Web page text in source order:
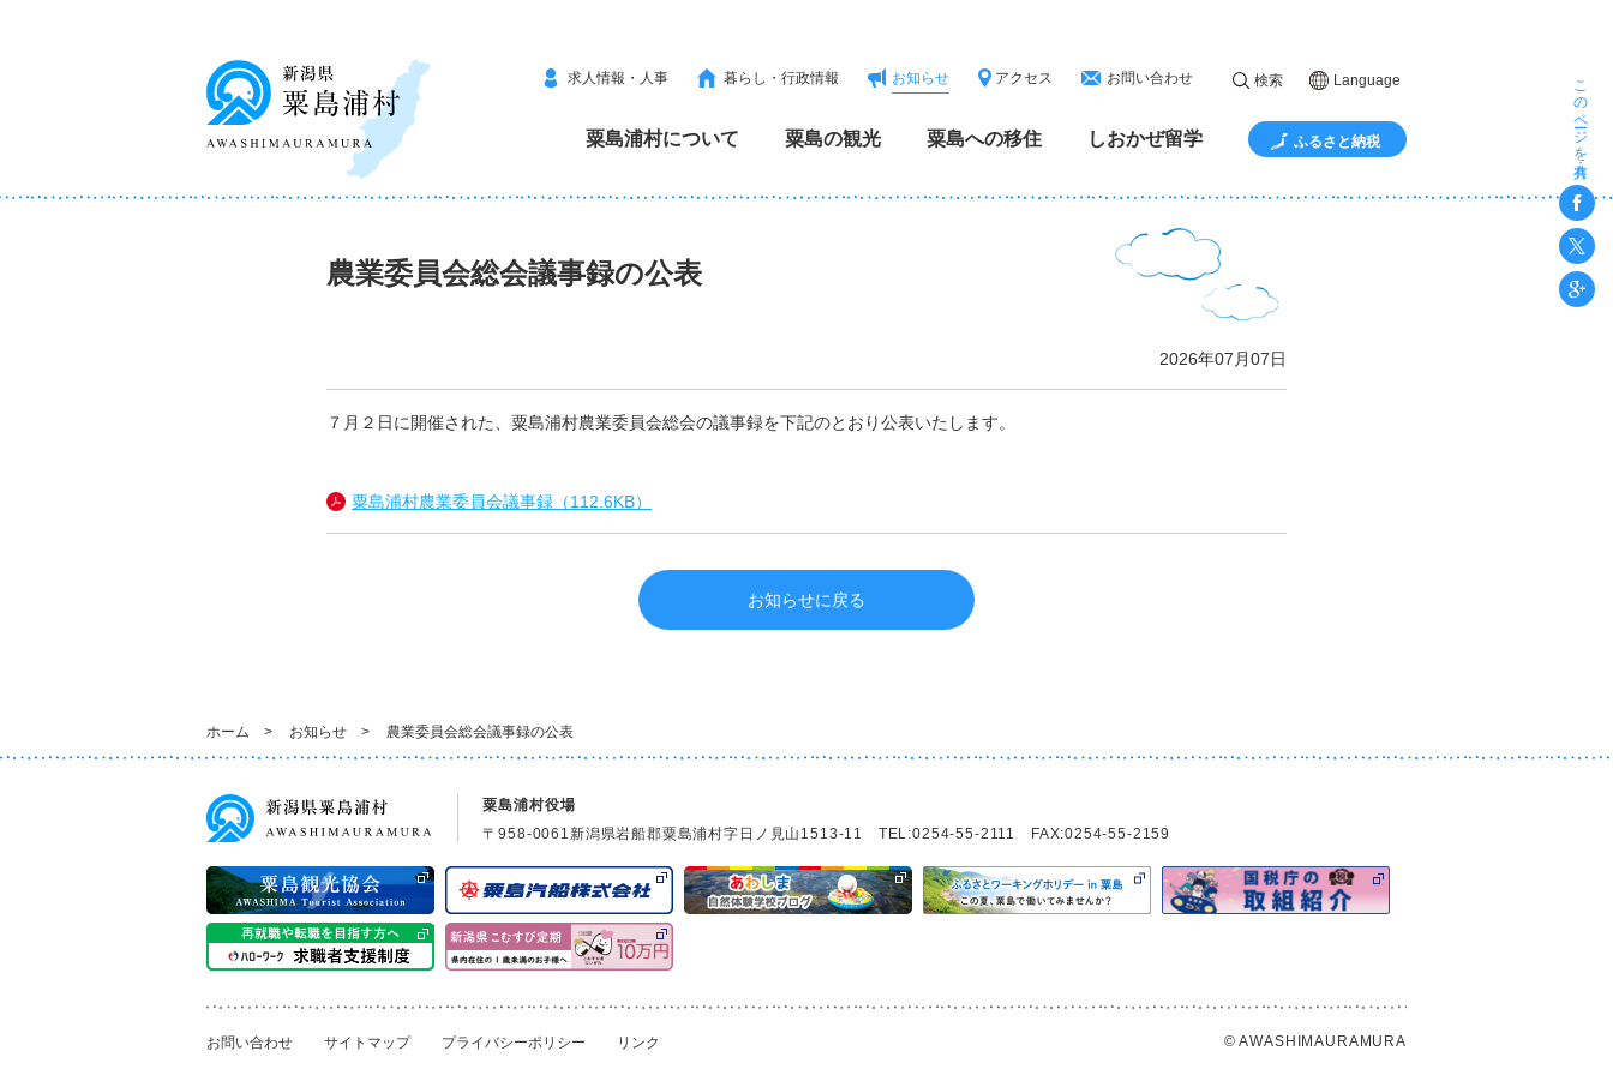
粟島浦村について 粟島の観光 粟島への移住 しおかぜ留学 ふるさと納税
求人情報・人事 暮らし・行政情報 お知らせ アクセス お問い合わせ 検索 Language
農業委員会総会議事録の公表
2026年07月07日
７月２日に開催された、粟島浦村農業委員会総会の議事録を下記のとおり公表いたします。
粟島浦村農業委員会議事録（112.6KB）
お知らせに戻る
ホーム > お知らせ > 農業委員会総会議事録の公表
このページを共有
粟島浦村役場
〒958-0061新潟県岩船郡粟島浦村字日ノ見山1513-11 TEL:0254-55-2111 FAX:0254-55-2159
お問い合わせ サイトマップ プライバシーポリシー リンク © AWASHIMAURAMURA